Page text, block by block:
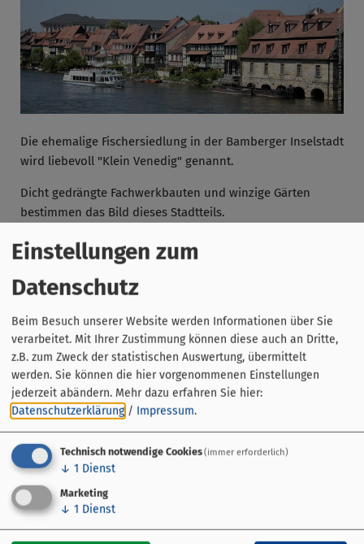
Die ehemalige Fischersiedlung in der Bamberger Inselstadt
wird liebevoll "Klein Venedig" genannt.
Dicht gedrängte Fachwerkbauten und winzige Gärten
bestimmen das Bild dieses Stadtteils.
Klein Venedig
Fischerei
96047 Bamberg
Einstellungen zum
Datenschutz
Beim Besuch unserer Website werden Informationen über Sie
verarbeitet. Mit Ihrer Zustimmung können diese auch an Dritte,
z.B. zum Zweck der statistischen Auswertung, übermittelt
werden. Sie können die hier vorgenommenen Einstellungen
jederzeit abändern. Mehr dazu erfahren Sie hier:
Datenschutzerklärung / Impressum.
Technisch notwendige Cookies(immer erforderlich)
↓ 1 Dienst
Marketing
↓ 1 Dienst